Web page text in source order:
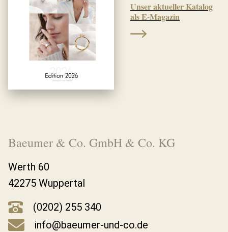
Unser aktueller Katalog
als E-Magazin
Baeumer & Co. GmbH & Co. KG
Werth 60
42275 Wuppertal
(0202) 255 340
info@baeumer-und-co.de